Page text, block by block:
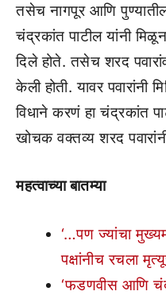
तसेच नागपूर आणि
चंद्रकांत पाटील यांनी
दिले होते. तसेच शरद
केली होती. यावर पवारांनी
विधाने करणं हा चंद्रकांत
खोचक वक्तव्य शरद
महत्वाच्या बातम्या
‘…पण ज्यांचा
पक्षांनीच रचला
‘फडणवीस आणि